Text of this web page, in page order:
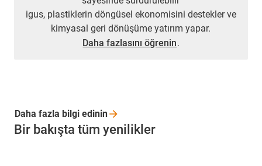
igus, plastiklerin döngüsel ekonomisini destekler ve
kimyasal geri dönüşüme yatırım yapar.
Daha fazlasını öğrenin.
Bir bakışta tüm yenilikler
Daha fazla bilgi edinin